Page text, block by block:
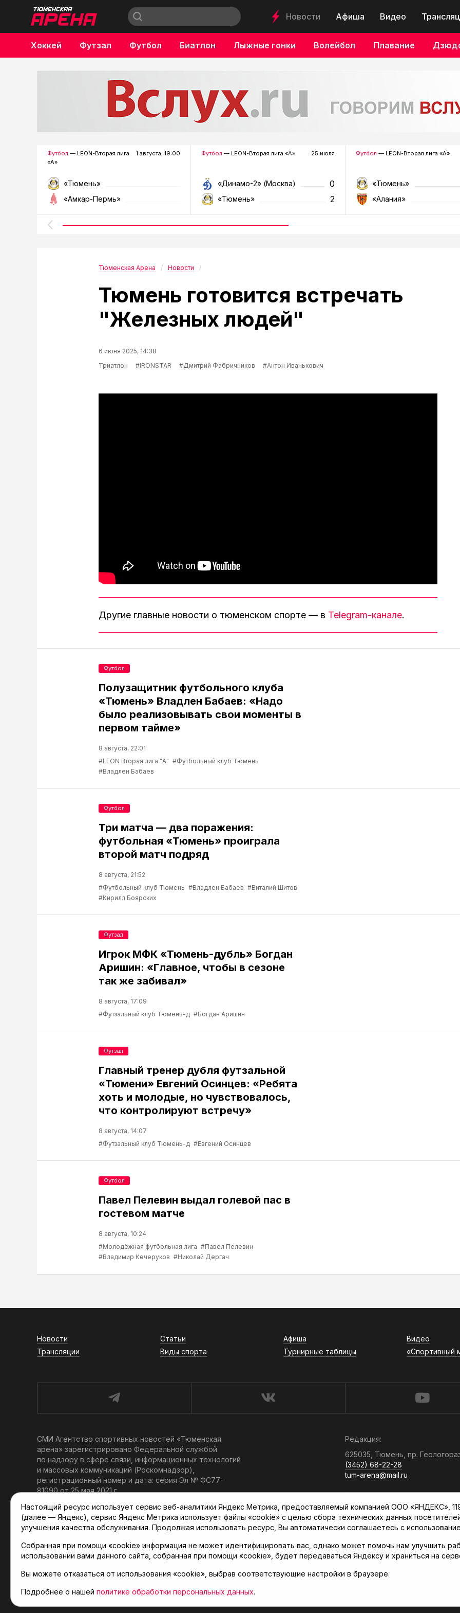
Новости Афиша Видео
Хоккей Футзал Футбол Биатлон Лыжные гонки Волейбол Плавание
Бокс
Футбол — LEON-Вторая лига
«А»
1 августа, 19:00
«Тюмень»
«Амкар-Пермь»
Футбол — LEON-Вторая лига «А» 25 июля
«Динамо-2» (Москва) 0
«Тюмень» 2
Футбол — LEON-Вторая лига «А»
«Тюмень»
«Алания»
Тюменская Арена Новости
Тюмень готовится встречать
"Железных людей"
6 июня 2025, 14:38
Триатлон
#IRONSTAR #Дмитрий Фабричников #Антон Иванькович
Другие главные новости о тюменском спорте — в Telegram-канале.
Полузащитник футбольного клуба
«Тюмень» Владлен Бабаев: «Надо
было реализовывать свои моменты в
первом тайме»
8 августа, 22:01
#LEON Вторая лига "А" #Футбольный клуб Тюмень
#Владлен Бабаев
Футбол
Три матча — два поражения:
футбольная «Тюмень» проиграла
второй матч подряд
8 августа, 21:52
#Футбольный клуб Тюмень #Владлен Бабаев #Виталий Шитов
#Кирилл Боярских
Футбол
Игрок МФК «Тюмень-дубль» Богдан
Аришин: «Главное, чтобы в сезоне
так же забивал»
8 августа, 17:09
#Футзальный клуб Тюмень-д #Богдан Аришин
Футзал
Главный тренер дубля футзальной
«Тюмени» Евгений Осинцев: «Ребята
хоть и молодые, но чувствовалось,
что контролируют встречу»
8 августа, 14:07
#Футзальный клуб Тюмень-д #Евгений Осинцев
Футзал
Павел Пелевин выдал голевой пас в
гостевом матче
8 августа, 10:24
#Молодёжная футбольная лига #Павел Пелевин
#Владимир Кечеруков #Николай Дергач
Футбол
Новости Статьи Афиша Видео
Трансляции
Виды спорта Турнирные таблицы «Спортивный
СМИ Агентство спортивных новостей «Тюменская
арена» зарегистрировано Федеральной службой
по надзору в сфере связи, информационных технологий
и массовых коммуникаций (Роскомнадзор),
регистрационный номер и дата: серия Эл № ФС77-
81090 от 25 мая 2021 г.
Главный редактор: Мартынов В. В.
При использовании материалов ссылка обязательна.
Политика конфиденциальности
Редакция:
625035, Тюмень, пр.
(3452) 68-22-28
tum-arena@mail.ru
Отдел продаж:
(3452) 68-89-78
kotovaev@sibinformburo.ru
© 2001-2026 Агентство спортивных новостей «Тюменская арена»
Карта сайта
Настоящий ресурс использует сервис веб-аналитики Яндекс Метрика, предоставляемый компанией ООО «ЯНДЕКС»,
(далее — Яндекс), сервис Яндекс Метрика использует файлы «cookie» с целью сбора технических данных
улучшения качества обслуживания. Продолжая использовать ресурс, Вы автоматически соглашаетесь с
Собранная при помощи «cookie» информация не может идентифицировать вас, однако может помочь нам улучшить
использовании вами данного сайта, собранная при помощи «cookie», будет передаваться Яндексу и храниться на
Вы можете отказаться от использования «cookie», выбрав соответствующие настройки в браузере.
Подробнее о нашей политике обработки персональных данных.